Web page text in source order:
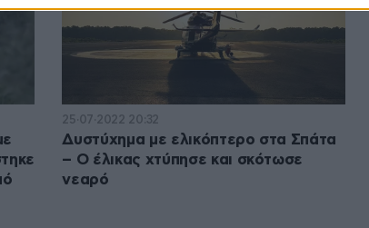
25·07·2022 20:32
Δυστύχημα με ελικόπτερο στα Σπάτα
– Ο έλικας χτύπησε και σκότωσε
νεαρό